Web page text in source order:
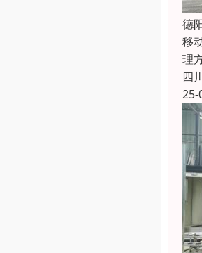
德
移
理
四
25-